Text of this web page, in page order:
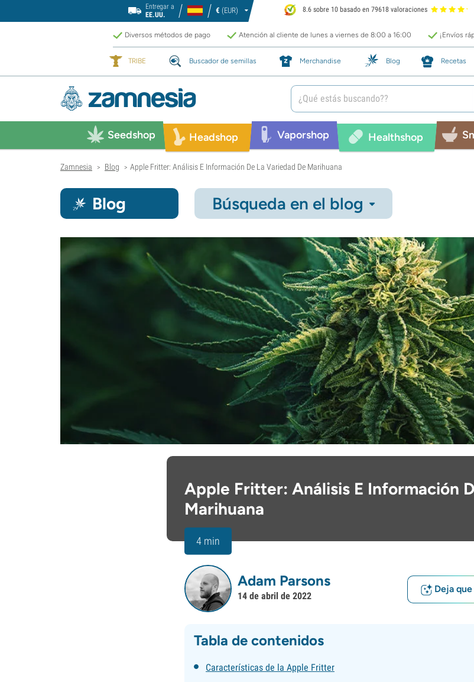
Entregar a
EE.UU.
€ (EUR) 8.6 sobre 10 basado en 79618 valoraciones
Diversos métodos de pago Atención al cliente de lunes a viernes de 8:00 a 16:00 ¡Envíos
TRIBE Buscador de semillas Merchandise Blog Recetas
Seedshop Headshop Vaporshop Healthshop
Zamnesia > Blog > Apple Fritter: Análisis E Información De La Variedad De Marihuana
Blog Búsqueda en el blog
Apple Fritter: Análisis E Información
Marihuana
4 min
Adam Parsons
14 de abril de 2022
Deja
Tabla de contenidos
Características de la Apple Fritter